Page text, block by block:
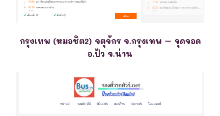
กรุงเทพ (หมอชิต2) จตุจักร จ.กรุงเทพ – จุดจอด
อ.ปัว จ.น่าน